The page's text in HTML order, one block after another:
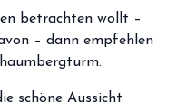
betrachten wollt –
– dann empfehlen
schöne Aussicht